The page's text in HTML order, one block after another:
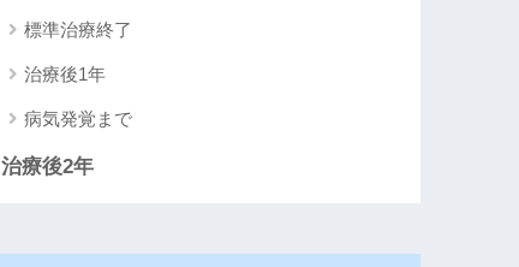
標準治療終了
治療後1年
病気発覚まで
治療後2年